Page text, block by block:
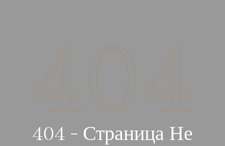
404
404 - Страница Не